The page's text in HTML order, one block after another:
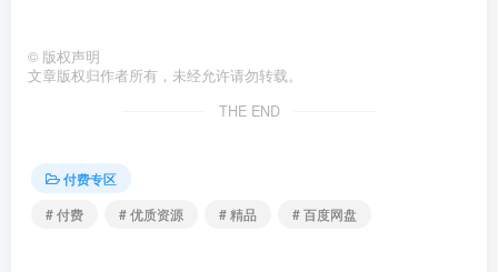
© 版权声明
文章版权归作者所有，未经允许请勿转载。
THE END
付费专区
# 付费
# 优质资源 # 精品 # 百度网盘